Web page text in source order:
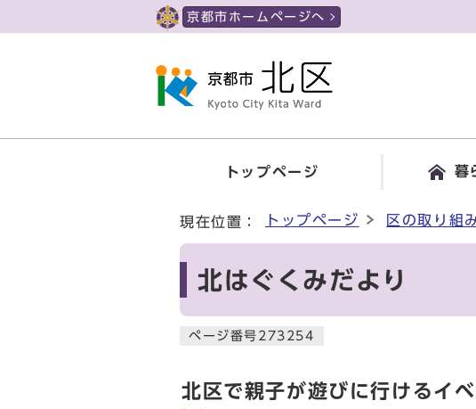
京都市ホームページへ
トップページ 暮
現在位置： トップページ 区の取り組
北はぐくみだより
ページ番号273254
北区で親子が遊びに行けるイ